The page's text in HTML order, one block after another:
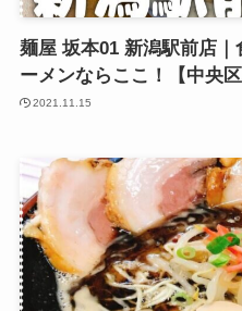
麺屋 坂本01 新潟駅前店
ーメンならここ！【中央区
2021.11.15